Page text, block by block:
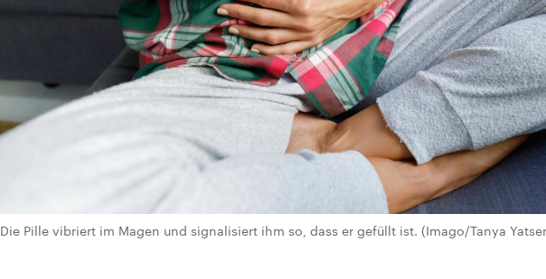
Die Pille vibriert im Magen und signalisiert ihm so, dass er gefüllt ist. (Imago/Tanya